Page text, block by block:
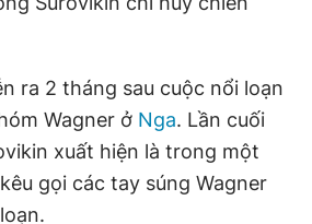
trực: Hải Thành
Hiếu Dũng
Việt Hưng
110/GP - BTTTT cấp ngày 24.3.2020
thuộc về Báo Thanh Niên. Cấm sao
nếu không có sự chấp thuận bằng văn
ra 2 tháng sau cuộc nổi loạn
Wagner ở Nga. Lần cuối
xuất hiện là trong một
gọi các tay súng Wagner